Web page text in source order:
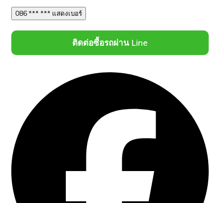
086 *** *** แสดงเบอร์
ติดต่อซื้อรถผ่าน Line